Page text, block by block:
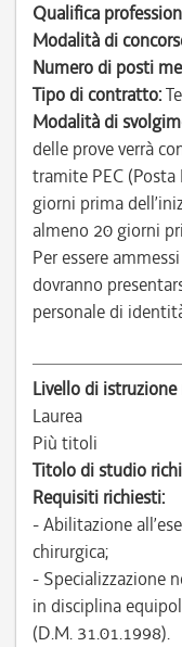
Qualifica
Modalità di
Numero di posti
Tipo di contratto:
Modalità di
delle prove verrà
tramite PEC
giorni prima
almeno 20 giorni
Per essere
dovranno
personale di
Livello di istruzione
Laurea
Più titoli
Titolo di studio
Requisiti richiesti:
- Abilitazione
chirurgica;
- Specializzazione
in disciplina
(D.M. 31.01.1998).